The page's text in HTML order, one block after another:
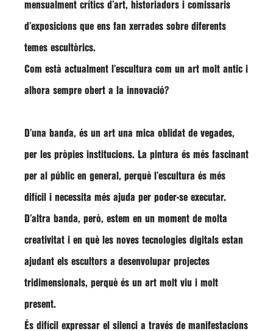
mensualment crítics d’art, historiadors i comissaris
d’exposicions que ens fan xerrades sobre diferents
temes escultòrics.
Com està actualment l’escultura com un art molt antic i
alhora sempre obert a la innovació?
D’una banda, és un art una mica oblidat de vegades,
per les pròpies institucions. La pintura és més fascinant
per al públic en general, perquè l’escultura és més
difícil i necessita més ajuda per poder-se executar.
D’altra banda, però, estem en un moment de molta
creativitat i en què les noves tecnologies digitals estan
ajudant els escultors a desenvolupar projectes
tridimensionals, perquè és un art molt viu i molt
present.
És difícil expressar el silenci a través de manifestacions